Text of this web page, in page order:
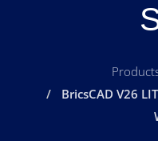
BricsCAD V26